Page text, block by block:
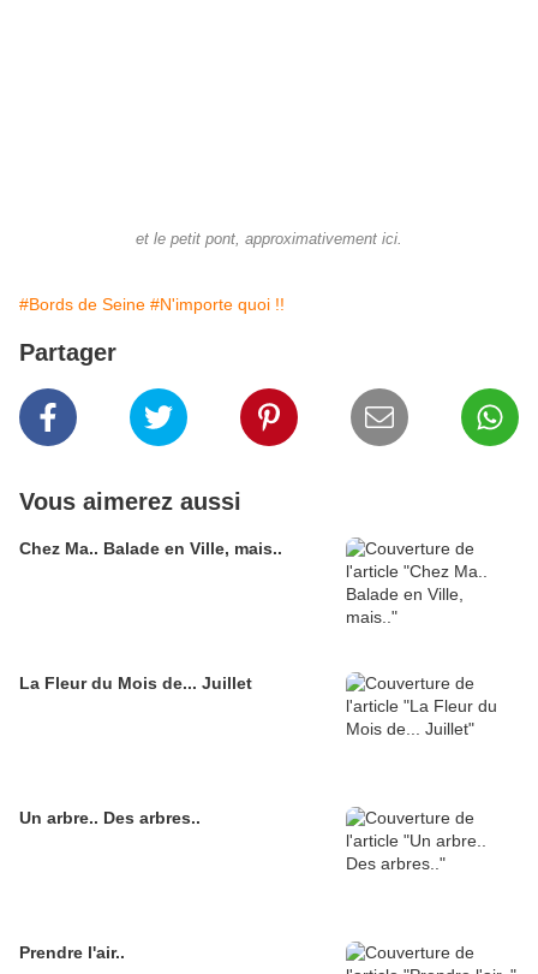
et le petit pont, approximativement ici.
#Bords de Seine #N'importe quoi !!
Partager
Vous aimerez aussi
Chez Ma.. Balade en Ville, mais..
La Fleur du Mois de... Juillet
Un arbre.. Des arbres..
Prendre l'air..